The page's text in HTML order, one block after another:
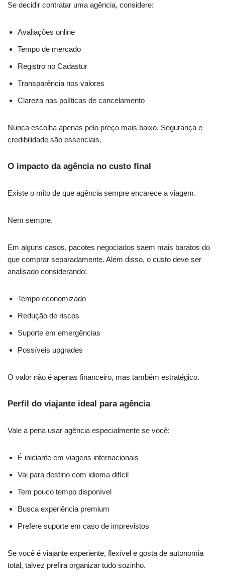
Se decidir contratar uma agência, considere:
Avaliações online
Tempo de mercado
Registro no Cadastur
Transparência nos valores
Clareza nas políticas de cancelamento
Nunca escolha apenas pelo preço mais baixo. Segurança e
credibilidade são essenciais.
O impacto da agência no custo final
Existe o mito de que agência sempre encarece a viagem.
Nem sempre.
Em alguns casos, pacotes negociados saem mais baratos do
que comprar separadamente. Além disso, o custo deve ser
analisado considerando:
Tempo economizado
Redução de riscos
Suporte em emergências
Possíveis upgrades
O valor não é apenas financeiro, mas também estratégico.
Perfil do viajante ideal para agência
Vale a pena usar agência especialmente se você:
É iniciante em viagens internacionais
Vai para destino com idioma difícil
Tem pouco tempo disponível
Busca experiência premium
Prefere suporte em caso de imprevistos
Se você é viajante experiente, flexível e gosta de autonomia
total, talvez prefira organizar tudo sozinho.